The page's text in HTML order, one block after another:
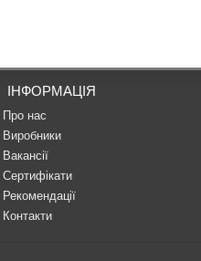
ІНФОРМАЦІЯ
Про нас
Виробники
Вакансії
Сертифікати
Рекомендації
Контакти